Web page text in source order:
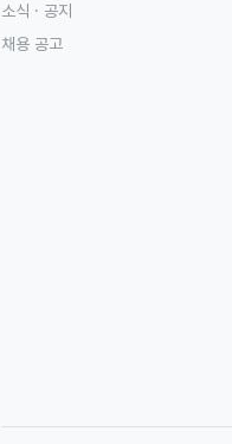
소식 · 공지
채용 공고